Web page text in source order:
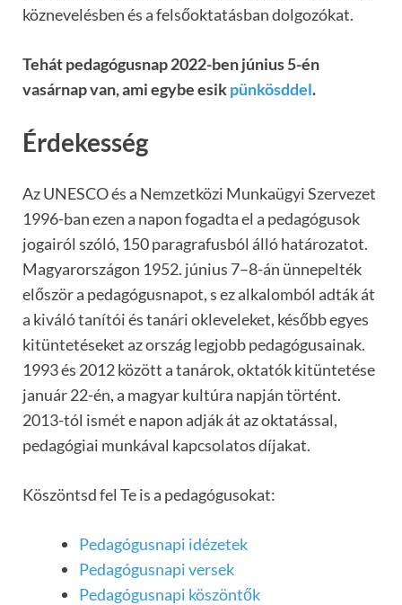
köznevelésben és a felsőoktatásban dolgozókat.
Tehát pedagógusnap 2022-ben június 5-én
vasárnap van, ami egybe esikpünkösddel.
Érdekesség
Az UNESCO és a Nemzetközi Munkaügyi Szervezet
1996-ban ezen a napon fogadta el a pedagógusok
jogairól szóló, 150 paragrafusból álló határozatot.
Magyarországon 1952. június 7–8-án ünnepelték
először a pedagógusnapot, s ez alkalomból adták át
a kiváló tanítói és tanári okleveleket, később egyes
kitüntetéseket az ország legjobb pedagógusainak.
1993 és 2012 között a tanárok, oktatók kitüntetése
január 22-én, a magyar kultúra napján történt.
2013-tól ismét e napon adják át az oktatással,
pedagógiai munkával kapcsolatos díjakat.
Köszöntsd fel Te is a pedagógusokat:
Pedagógusnapi idézetek
Pedagógusnapi versek
Pedagógusnapi köszöntők